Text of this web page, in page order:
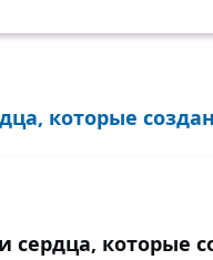
которые
сердца, которые